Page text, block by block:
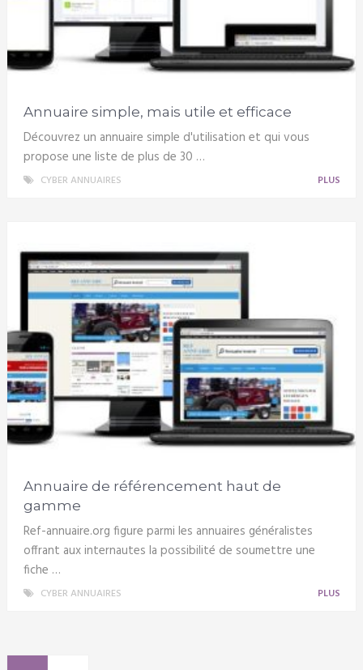
Annuaire simple, mais utile et efficace
Découvrez un annuaire simple d'utilisation et qui vous
propose une liste de plus de 30 …
CYBER ANNUAIRES PLUS
Annuaire de référencement haut de
gamme
Ref-annuaire.org figure parmi les annuaires généralistes
offrant aux internautes la possibilité de soumettre une
fiche …
CYBER ANNUAIRES PLUS